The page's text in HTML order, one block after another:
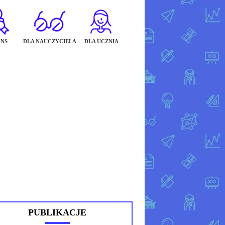
DLA NAUCZYCIELA DLA UCZNIA
PUBLIKACJE